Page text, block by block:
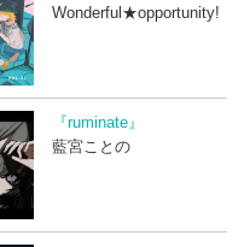
Wonderful★opportunity!
『ruminate』
藍宮ことの